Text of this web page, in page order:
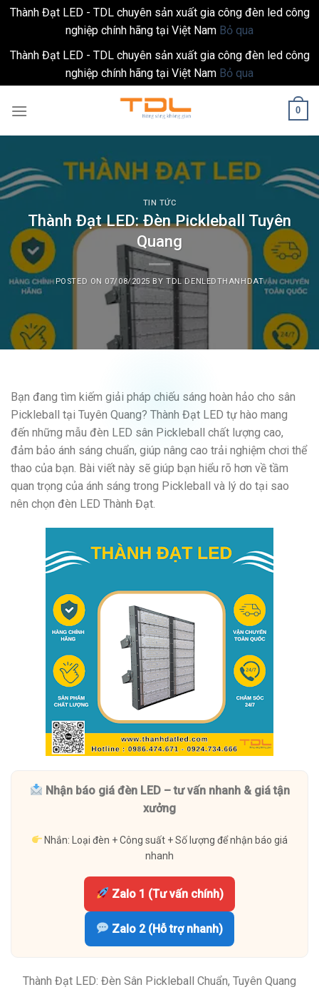
Thành Đạt LED - TDL chuyên sản xuất gia công đèn led công
nghiệp chính hãng tại Việt Nam Bỏ qua
Thành Đạt LED - TDL chuyên sản xuất gia công đèn led công
nghiệp chính hãng tại Việt Nam Bỏ qua
0
TIN TỨC
Thành Đạt LED: Đèn Pickleball Tuyên
Quang
POSTED ON 07/08/2025 BYTDL DENLEDTHANHDAT
Bạn đang tìm kiếm giải pháp chiếu sáng hoàn hảo cho sân
Pickleball tại Tuyên Quang? Thành Đạt LED tự hào mang
đến những mẫu đèn LED sân Pickleball chất lượng cao,
đảm bảo ánh sáng chuẩn, giúp nâng cao trải nghiệm chơi thể
thao của bạn. Bài viết này sẽ giúp bạn hiểu rõ hơn về tầm
quan trọng của ánh sáng trong Pickleball và lý do tại sao
nên chọn đèn LED Thành Đạt.
Nhận báo giá đèn LED – tư vấn nhanh & giá tận
xưởng
Nhắn: Loại đèn + Công suất + Số lượng để nhận báo giá
nhanh
Zalo 1 (Tư vấn chính)
Zalo 2 (Hỗ trợ nhanh)
Thành Đạt LED: Đèn Sân Pickleball Chuẩn, Tuyên Quang